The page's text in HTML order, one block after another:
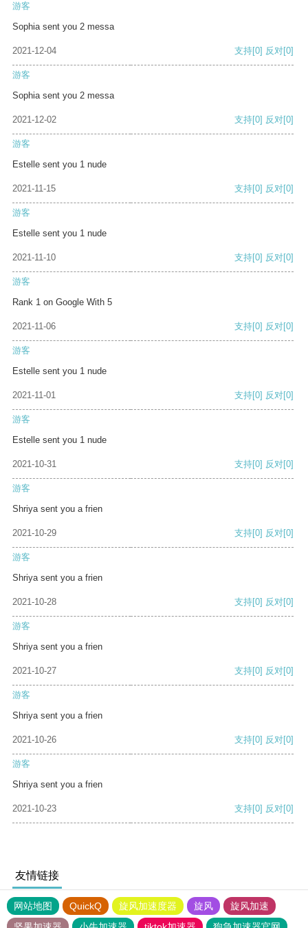
游客
Sophia sent you 2 messa
2021-12-04 支持[0] 反对[0]
游客
Sophia sent you 2 messa
2021-12-02 支持[0] 反对[0]
游客
Estelle sent you 1 nude
2021-11-15 支持[0] 反对[0]
游客
Estelle sent you 1 nude
2021-11-10 支持[0] 反对[0]
游客
Rank 1 on Google With 5
2021-11-06 支持[0] 反对[0]
游客
Estelle sent you 1 nude
2021-11-01 支持[0] 反对[0]
游客
Estelle sent you 1 nude
2021-10-31 支持[0] 反对[0]
游客
Shriya sent you a frien
2021-10-29 支持[0] 反对[0]
游客
Shriya sent you a frien
2021-10-28 支持[0] 反对[0]
游客
Shriya sent you a frien
2021-10-27 支持[0] 反对[0]
游客
Shriya sent you a frien
2021-10-26 支持[0] 反对[0]
游客
Shriya sent you a frien
2021-10-23 支持[0] 反对[0]
友情链接
网站地图 QuickQ 旋风加速度器 旋风
旋风加速